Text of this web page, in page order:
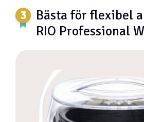
Bästa för flexibel
RIO Professional